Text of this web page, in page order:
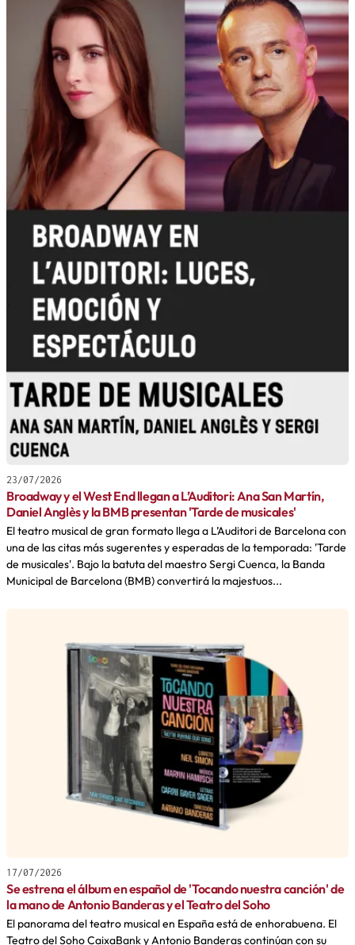
23/07/2026
Broadway y el West End llegan a L’Auditori: Ana San Martín,
Daniel Anglès y la BMB presentan 'Tarde de musicales'
El teatro musical de gran formato llega a L’Auditori de Barcelona con
una de las citas más sugerentes y esperadas de la temporada: 'Tarde
de musicales'. Bajo la batuta del maestro Sergi Cuenca, la Banda
Municipal de Barcelona (BMB) convertirá la majestuos...
17/07/2026
Se estrena el álbum en español de 'Tocando nuestra canción' de
la mano de Antonio Banderas y el Teatro del Soho
El panorama del teatro musical en España está de enhorabuena. El
Teatro del Soho CaixaBank y Antonio Banderas continúan con su